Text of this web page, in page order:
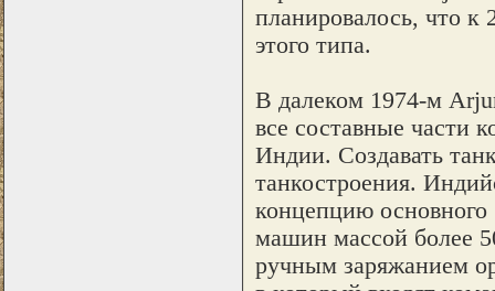
планировалось, что к
этого типа.
В далеком 1974-м
все составные части
Индии. Создавать
танкостроения.
концепцию основного
машин массой более
ручным заряжанием